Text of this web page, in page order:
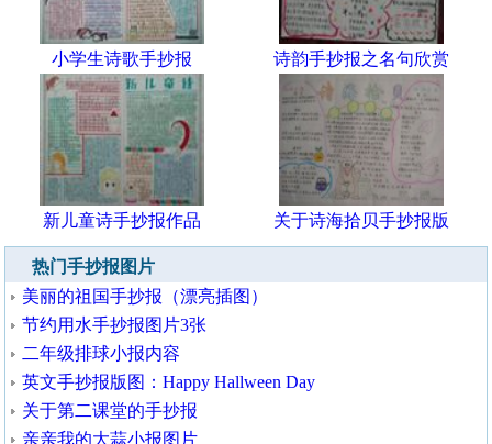
小学生诗歌手抄报 诗韵手抄报之名句欣赏
新儿童诗手抄报作品 关于诗海拾贝手抄报版
热门手抄报图片
美丽的祖国手抄报（漂亮插图）
节约用水手抄报图片3张
二年级排球小报内容
英文手抄报版图：Happy Hallween Day
关于第二课堂的手抄报
亲亲我的大蒜小报图片